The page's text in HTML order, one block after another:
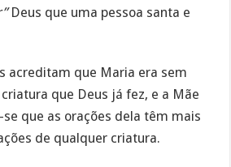
Deus que uma pessoa santa e
acreditam que Maria era sem
que Deus já fez, e a Mãe
que as orações dela têm mais
de qualquer criatura.